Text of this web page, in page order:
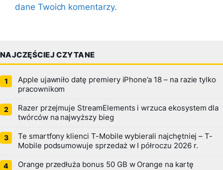
dane Twoich komentarzy.
NAJCZĘŚCIEJ CZYTANE
Apple ujawniło datę premiery iPhone’a 18 – na razie tylko
pracownikom
Razer przejmuje StreamElements i wrzuca ekosystem dla
twórców na najwyższy bieg
Te smartfony klienci T-Mobile wybierali najchętniej – T-
Mobile podsumowuje sprzedaż w I półroczu 2026 r.
Orange przedłuża bonus 50 GB w Orange na kartę